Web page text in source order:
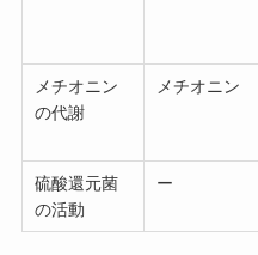
メチオニン
の代謝
メチオニン
硫酸還元菌
の活動
ー